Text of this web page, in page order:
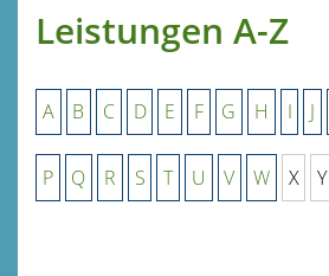
Leistungen A-Z
A B C D E F G H I J
P Q R S T U V W X Y